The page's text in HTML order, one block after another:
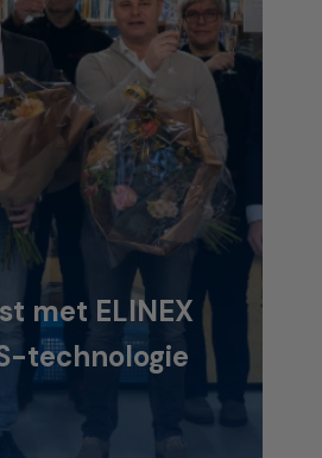
met ELINEX
technologie